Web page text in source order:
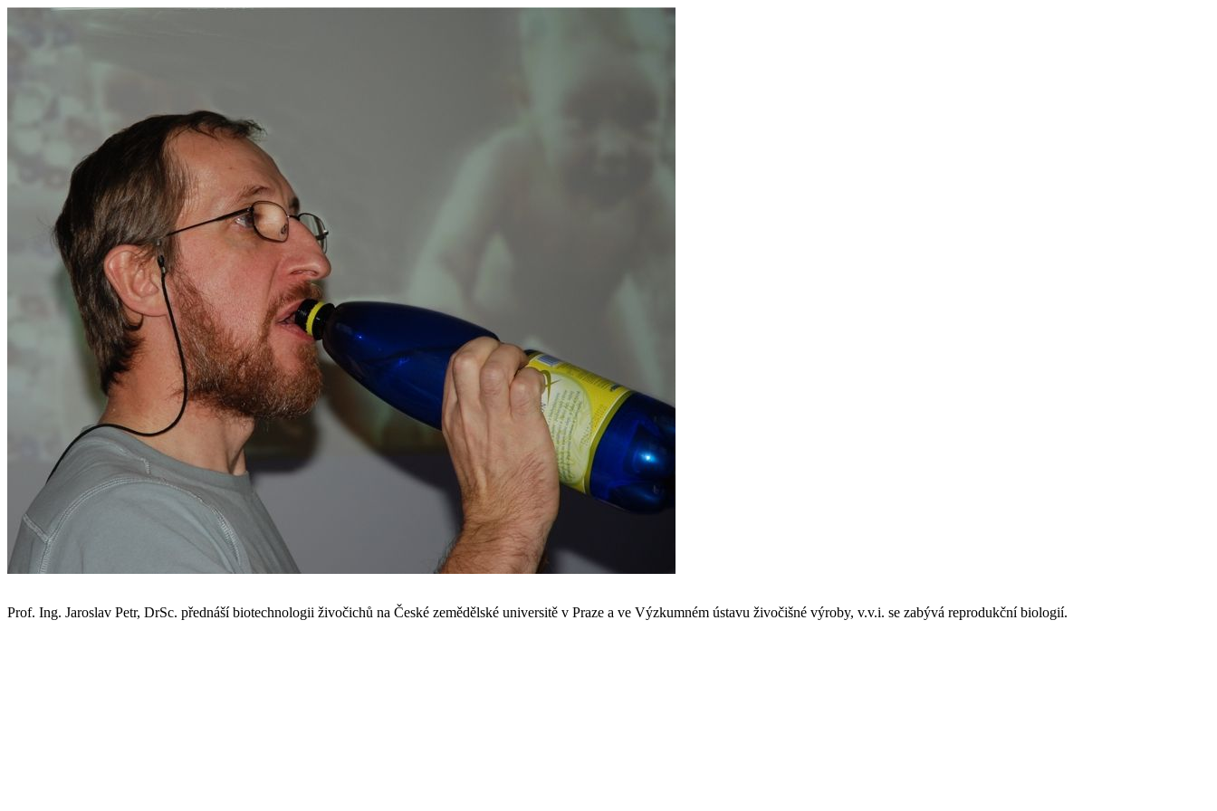
Prof. Ing. Jaroslav Petr, DrSc. přednáší biotechnologii živočichů na České zemědělské universitě v Praze a ve Výzkumném ústavu živočišné výroby, v.v.i. se zabývá reprodukční biologií.